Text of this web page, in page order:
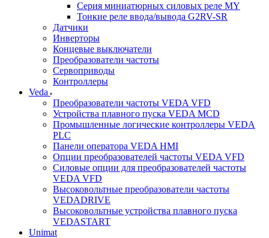
Серия миниатюрных силовых реле MY
Тонкие реле ввода/вывода G2RV-SR
Датчики
Инверторы
Концевые выключатели
Преобразователи частоты
Сервоприводы
Контроллеры
Veda
Преобразователи частоты VEDA VFD
Устройства плавного пуска VEDA MCD
Промышленные логические контроллеры VEDA
PLC
Панели оператора VEDA HMI
Опции преобразователей частоты VEDA VFD
Силовые опции для преобразователей частоты
VEDA VFD
Высоковольтные преобразователи частоты
VEDADRIVE
Высоковольтные устройства плавного пуска
VEDASTART
Unimat